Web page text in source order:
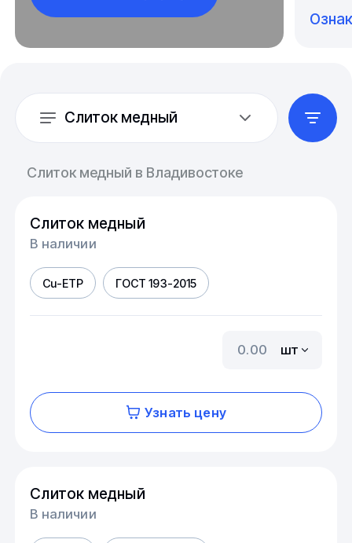
Слиток медный
Слиток медный в Владивостоке
Слиток медный
В наличии
Cu-ETP ГОСТ 193-2015
шт
Узнать цену
Слиток медный
В наличии